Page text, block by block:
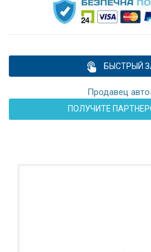
БЫСТРЫЙ
Продавец
ПОЛУЧИТЕ